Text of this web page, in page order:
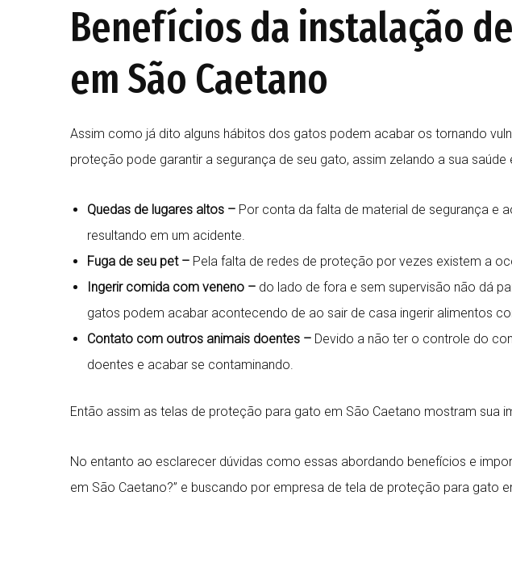
Benefícios da instalação
em São Caetano
Assim como já dito alguns hábitos dos gatos podem acabar os tornando
proteção pode garantir a segurança de seu gato, assim zelando a sua
Quedas de lugares altos – Por conta da falta de material de segurança e
resultando em um acidente.
Fuga de seu pet – Pela falta de redes de proteção por vezes existem a
Ingerir comida com veneno – do lado de fora e sem supervisão não dá
gatos podem acabar acontecendo de ao sair de casa ingerir alimentos
Contato com outros animais doentes – Devido a não ter o controle do
doentes e acabar se contaminando.
Então assim as telas de proteção para gato em São Caetano mostram sua
No entanto ao esclarecer dúvidas como essas abordando benefícios e
em São Caetano?” e buscando por empresa de tela de proteção para gato